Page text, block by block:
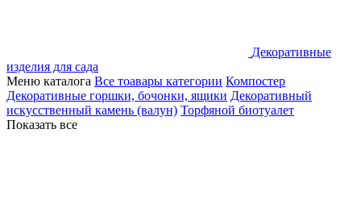
Декоративные
изделия для сада
Меню каталога Все тоавары категории Компостер
Декоративные горшки, бочонки, ящики Декоративный
искусственный камень (валун) Торфяной биотуалет
Показать все